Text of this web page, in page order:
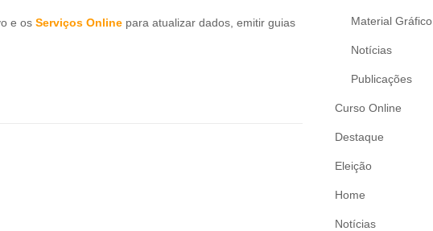
e os Serviços Onlinepara atualizar dados, emitir guias
Material Gráfico
Notícias
Publicações
Curso Online
Destaque
Eleição
Home
Notícias